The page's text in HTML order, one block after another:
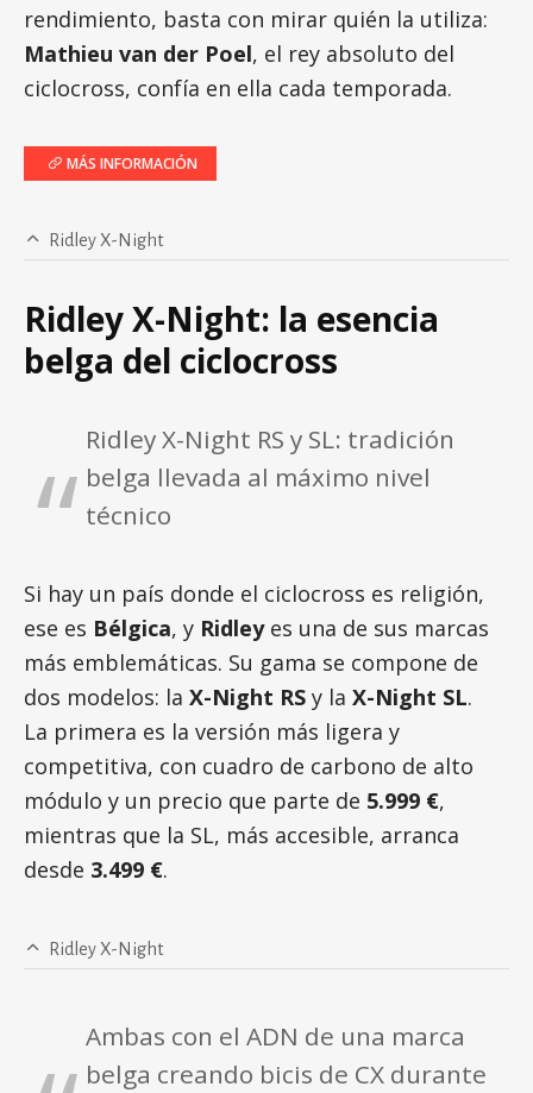
rendimiento, basta con mirar quién la utiliza:
Mathieu van der Poel, el rey absoluto del
ciclocross, confía en ella cada temporada.
MÁS INFORMACIÓN
Ridley X-Night
Ridley X-Night: la esencia
belga del ciclocross
Ridley X-Night RS y SL: tradición
belga llevada al máximo nivel
técnico
Si hay un país donde el ciclocross es religión,
ese es Bélgica, y Ridleyes una de sus marcas
más emblemáticas. Su gama se compone de
dos modelos: la X-Night RS y la X-Night SL.
La primera es la versión más ligera y
competitiva, con cuadro de carbono de alto
módulo y un precio que parte de 5.999 €,
mientras que la SL, más accesible, arranca
desde 3.499 €.
Ridley X-Night
Ambas con el ADN de una marca
belga creando bicis de CX durante